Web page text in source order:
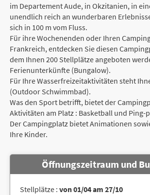
im Departement Aude, in Okzitanien, in
unendlich reich an wunderbaren
sich in 100 m vom Fluss.
Für ihre Wochenenden oder Ihren
Frankreich, entdecken Sie diesen
dem Ihnen 200 Stellplätze angeboten
Ferienunterkünfte (Bungalow).
Für Ihre Wasserfreizeitaktivitäten steht
(Outdoor Schwimmbad).
Was den Sport betrifft, bietet der
Aktivitäten am Platz : Basketball und Ping-
Der Campingplatz bietet Animationen
Ihre Kinder.
Öffnungszeitraum und
Stellplätze : von 01/04 am 27/10